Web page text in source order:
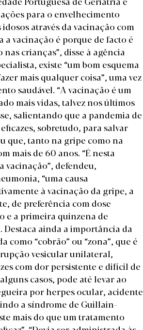
para o envelhecimento
através da vacinação com
a vacinação é porque de facto é
crianças”, disse à agência
existe “um bom esquema
mais qualquer coisa”, uma vez
saudável. “A vacinação é um
mais vidas, talvez nos últimos
salientando que a pandemia de
sobretudo, para salvar
que, tanto na gripe como na
mais de 60 anos. “É nesta
vacinação”, defendeu,
“uma causa
à vacinação da gripe, a
de preferência com dose
e a primeira quinzena de
ainda a importância da
“cobrão” ou “zona”, que é
vesicular unilateral,
com dor persistente e difícil de
casos, pode até levar ao
por herpes ocular, acidente
a síndrome de Guillain-
mais do que um tratamento